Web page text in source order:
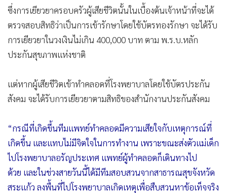
ซึ่งการเยียวยาครอบครัวผู้เสียชีวิตนั้นในเบื้องต้นเจ้าหน้าที่จะได้
ตรวจสอบสิทธิว่าเป็นการเข้ารักษาโดยใช้บัตรทองรักษา จะได้รับ
การเยียวยาในวงเงินไม่เกิน 400,000 บาท ตาม พ.ร.บ.หลัก
ประกันสุขภาพแห่งชาติ
แต่หากผู้เสียชีวิตเข้าทำคลอดที่โรงพยาบาลโดยใช้บัตรประกัน
สังคม จะได้รับการเยียวยาตามสิทธิของสำนักงานประกันสังคม
“กรณีที่เกิดขึ้นทีมแพทย์ทำคลอดมีความเสียใจกับเหตุการณ์ที่
เกิดขึ้น และแทบไม่มีจิตใจในการทำงาน เพราะขณะส่งตัวแม่เด็ก
ไปโรงพยาบาลอรัญประเทศ แพทย์ผู้ทำคลอดก็เดินทางไป
ด้วย และในช่วงสายวันนี้ได้มีทีมสอบสวนจากสาธารณสุขจังหวัด
สระแก้ว ลงพื้นที่ไปโรงพยาบาลเกิดเหตุเพื่อสืบสวนหาข้อเท็จจริง